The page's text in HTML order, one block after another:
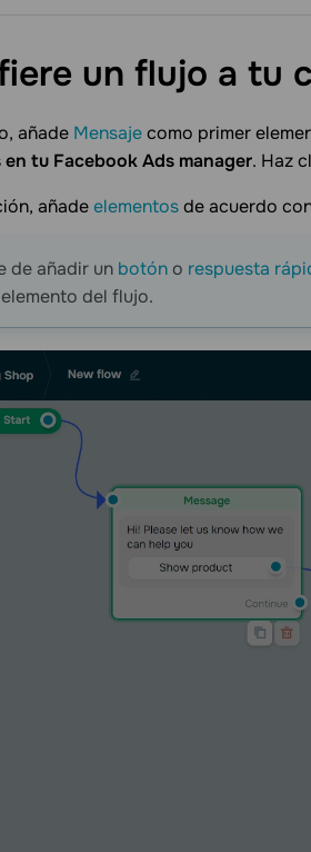
un flujo a tu
añade Mensajecomo primer
tu Facebook Ads manager. Haz
añadeelementosde acuerdo
de añadir un botóno respuesta
del flujo.